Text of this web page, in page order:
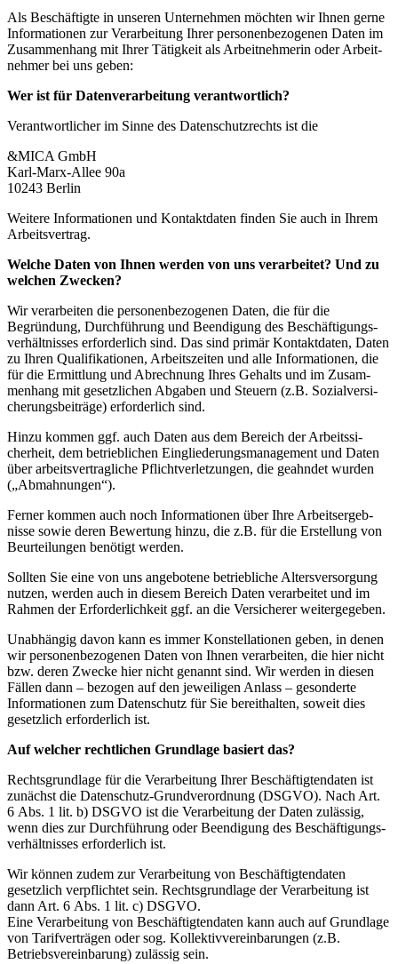
Als Beschäf­tigte in unseren Unter­nehmen möchten wir Ihnen gerne
Infor­ma­tionen zur Verar­beitung Ihrer perso­nen­be­zo­genen Daten im
Zusam­menhang mit Ihrer Tätigkeit als Arbeit­neh­merin oder Arbeit­
nehmer bei uns geben:
Wer ist für Daten­ver­ar­beitung verant­wortlich?
Verant­wort­licher im Sinne des Daten­schutz­rechts ist die
&MICA GmbH
Karl-Marx-Allee 90a
10243 Berlin
Weitere Infor­ma­tionen und Kontakt­daten finden Sie auch in Ihrem
Arbeits­vertrag.
Welche Daten von Ihnen werden von uns verar­beitet? Und zu
welchen Zwecken?
Wir verar­beiten die perso­nen­be­zo­genen Daten, die für die
Begründung, Durch­führung und Beendigung des Beschäf­ti­gungs­
ver­hält­nisses erfor­derlich sind. Das sind primär Kontakt­daten, Daten
zu Ihren Quali­fi­ka­tionen, Arbeits­zeiten und alle Infor­ma­tionen, die
für die Ermittlung und Abrechnung Ihres Gehalts und im Zusam­
menhang mit gesetz­lichen Abgaben und Steuern (z.B. Sozial­ver­si­
che­rungs­bei­träge) erfor­derlich sind.
Hinzu kommen ggf. auch Daten aus dem Bereich der Arbeits­si­
cherheit, dem betrieb­lichen Einglie­de­rungs­ma­nagement und Daten
über arbeits­ver­trag­liche Pflicht­ver­let­zungen, die geahndet wurden
(„Abmah­nungen“).
Ferner kommen auch noch Infor­ma­tionen über Ihre Arbeits­er­geb­
nisse sowie deren Bewertung hinzu, die z.B. für die Erstellung von
Beurtei­lungen benötigt werden.
Sollten Sie eine von uns angebotene betrieb­liche Alters­ver­sorgung
nutzen, werden auch in diesem Bereich Daten verar­beitet und im
Rahmen der Erfor­der­lichkeit ggf. an die Versi­cherer weiter­ge­geben.
Unabhängig davon kann es immer Konstel­la­tionen geben, in denen
wir perso­nen­be­zo­genen Daten von Ihnen verar­beiten, die hier nicht
bzw. deren Zwecke hier nicht genannt sind. Wir werden in diesen
Fällen dann – bezogen auf den jewei­ligen Anlass – geson­derte
Infor­ma­tionen zum Daten­schutz für Sie bereit­halten, soweit dies
gesetzlich erfor­derlich ist.
Auf welcher recht­lichen Grundlage basiert das?
Rechts­grundlage für die Verar­beitung Ihrer Beschäf­tig­ten­daten ist
zunächst die Daten­schutz-Grund­ver­ordnung (DSGVO). Nach Art.
6 Abs. 1 lit. b) DSGVO ist die Verar­beitung der Daten zulässig,
wenn dies zur Durch­führung oder Beendigung des Beschäf­ti­gungs­
ver­hält­nisses erfor­derlich ist.
Wir können zudem zur Verar­beitung von Beschäf­tig­ten­daten
gesetzlich verpflichtet sein. Rechts­grundlage der Verar­beitung ist
dann Art. 6 Abs. 1 lit. c) DSGVO.
Eine Verar­beitung von Beschäf­tig­ten­daten kann auch auf Grundlage
von Tarif­ver­trägen oder sog. Kollek­tiv­ver­ein­ba­rungen (z.B.
Betriebs­ver­ein­barung) zulässig sein.